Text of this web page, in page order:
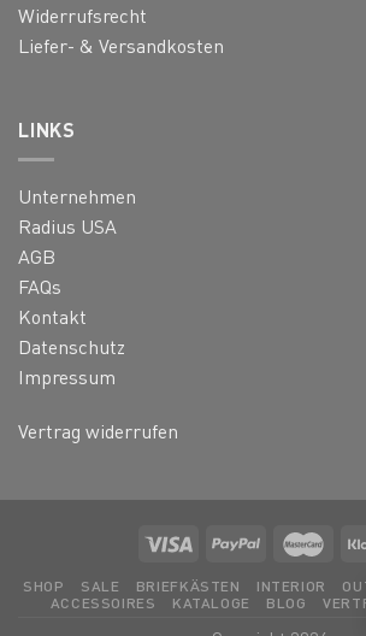
Widerrufsrecht
Liefer- & Versandkosten
LINKS
Unternehmen
Radius USA
AGB
FAQs
Kontakt
Datenschutz
Impressum
Vertrag widerrufen
SHOP SALE BRIEFKÄSTEN INTERIOR
ACCESSOIRES
KATALOGE BLOG